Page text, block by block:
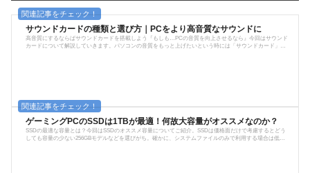
サウンドカードの種類と選び方｜PCをより高音質なサウンドに
高音質にするならばサウンドカードを搭載しよう『もしも…PCの音質を向上させるなら』今回はサウンド
カードについて解説していきます。パソコンの音質をもっと上げたいという時には「サウンドカード」が
ゲーミングPCのSSDは1TBが最適！何故大容量がオススメなのか？
SSDの最適な容量とは？今回はSSDのオススメ容量についてご紹介。SSDは価格面だけで考慮するとどう
しても容量の少ない256GBモデルなどを選びがち。確かに、システムファイルのみで利用する場合は低容